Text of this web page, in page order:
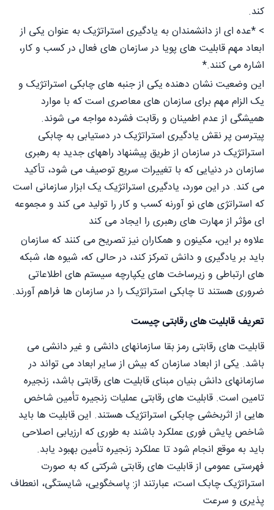
کند.
> *عده ای از دانشمندان به یادگیری استراتژیک به عنوان یکی از
ابعاد مهم قابلیت های پویا در سازمان های فعال در کسب و کار،
اشاره می کنند.*
این وضعیت نشان دهنده یکی از جنبه های چابکی استراتژیک و
یک الزام مهم برای سازمان های معاصری است که با موارد
همیشگی از عدم اطمینان و رقابت فشرده مواجه می شوند.
پیترسن پر نقش یادگیری استراتژیک در دستیابی به چابکی
استراتژیک در سازمان از طریق پیشنهاد راههای جدید به رهبری
سازمان در دنیایی که با تغییرات سریع توصیف می شود، تأکید
می کند. در این مورد، یادگیری استراتژیک یک ابزار سازمانی است
که استراتژی های نو آورنه کسب و کار را تولید می کند و مجموعه
ای مؤثر از مهارت های رهبری را ایجاد می کند
علاوه بر این، مکينون و همکاران نیز تصریح می کنند که سازمان
باید بر یادگیری و دانش تمرکز کند، در حالی که، شیوه ها، شبکه
های ارتباطی و زیرساخت های یکپارچه سیستم های اطلاعاتی
ضروری هستند تا چابکی استراتژیک را در سازمان ها فراهم آورند.
تعریف قابلیت های رقابتی چیست
قابلیت های رقابتی رمز بقا سازمانهای دانشی و غیر دانشی می
باشد. یکی از ابعاد سازمان که بیش از سایر ابعاد می تواند در
سازمانهای دانش بنیان مبنای قابلیت های رقابتی باشد، زنجیره
تامین است. قابلیت های رقابتی عملیات زنجیره تأمین شاخص
هایی از اثربخشی چابکی استراتژیک هستند. این قابلیت ها باید
شاخص پایش فوری عملکرد باشند به طوری که ارزیابی اصلاحی
باید به موقع انجام شود تا عملکرد زنجیره تأمین بهبود یابد.
فهرستی عمومی از قابلیت های رقابتی شرکتی که به صورت
استراتژیک چابک است، عبارتند از: پاسخگویی، شایستگی، انعطاف
پذیری و سرعت